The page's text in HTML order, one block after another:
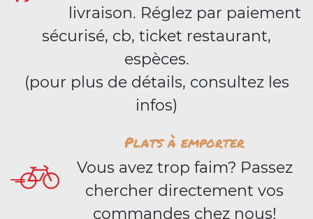
livraison. Réglez par paiement
sécurisé, cb, ticket restaurant,
espèces.
(pour plus de détails, consultez les
infos)
Plats à emporter
Vous avez trop faim? Passez
chercher directement vos
commandes chez nous!